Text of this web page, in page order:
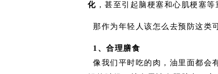
化 ，甚至引起脑梗塞和心肌梗塞等
那作为年轻人该怎么去预防这类
1、合理膳食
像我们平时吃的肉，油里面都会